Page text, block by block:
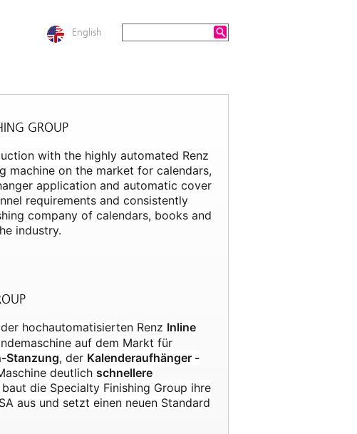
English
GROUP
with the highly automated Renz
machine on the market for calendars,
application and automatic cover
requirements and consistently
company of calendars, books and
industry.
hochautomatisierten Renz Inline
auf dem Markt für
Stanzung, der Kalenderaufhänger -
deutlich schnellere
die Specialty Finishing Group ihre
aus und setzt einen neuen Standard